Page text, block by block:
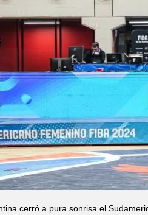
cerró a pura sonrisa el